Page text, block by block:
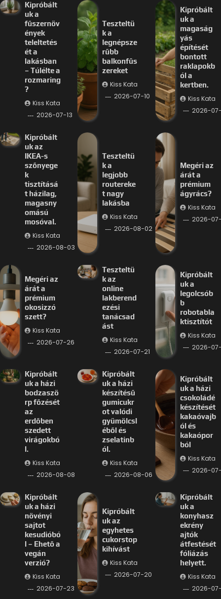
Kipróbált
uk a
fűszernöv
ények
teleltetés
ét a
lakásban
– Túlélte a
rozmaring
?
Kiss Kata
2026-07-13
Teszteltü
k a
legnépsze
rűbb
balkonfűs
zereket
Kiss Kata
2026-07-10
Kipróbált
uk a
magaság
yás
építését
bontott
raklapokb
ól a
kertben.
Kiss Kata
2026-
Kipróbált
uk az
IKEA-s
szőnyege
k
tisztításá
t házilag,
magasny
omású
mosóval.
Kiss Kata
2026-08-03
Teszteltü
k a
legjobb
routereke
t nagy
lakásba
Kiss Kata
2026-08-02
Megéri az
árát a
prémium
ágyrács?
Kiss Kata
2026-
Megéri az
árát a
prémium
okosizzó
szett?
Kiss Kata
2026-07-26
Teszteltü
k az
online
lakberend
ezési
tanácsad
ást
Kiss Kata
2026-07-21
Kipróbált
uk a
legolcsób
b
robotabla
ktisztítót
Kiss Kata
2026-
Kipróbált
uk a házi
bodzaszö
rp főzését
az
erdőben
szedett
virágokbó
l.
Kiss Kata
2026-08-08
Kipróbált
uk a házi
készítésű
gumicukr
ot valódi
gyümölcsl
éből és
zselatinb
ól.
Kiss Kata
2026-08-06
Kipróbált
uk a házi
csokoládé
készítését
kakaóvajb
ól és
kakaópor
ból
Kiss Kata
2026-
Kipróbált
uk a házi
növényi
sajtot
kesudióbó
l – Ehető a
vegán
verzió?
Kiss Kata
2026-07-23
Kipróbált
uk az
egyhetes
cukorstop
kihívást
Kiss Kata
2026-07-20
Kipróbált
uk a
konyhasz
ekrény
ajtók
átfestését
fóliázás
helyett.
Kiss Kata
2026-